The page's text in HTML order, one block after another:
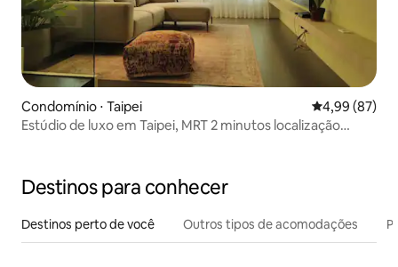
Condomínio ⋅ Taipei 4,99 de uma
4,99 (87)
Estúdio de luxo em Taipei, MRT 2 minutos localização
Destinos para conhecer
Destinos perto de você Outros tipos de acomodações